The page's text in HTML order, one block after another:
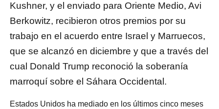
Kushner, y el enviado para Oriente Medio, Avi
Berkowitz, recibieron otros premios por su
trabajo en el acuerdo entre Israel y Marruecos,
que se alcanzó en diciembre y que a través del
cual Donald Trump reconoció la soberanía
marroquí sobre el Sáhara Occidental.
Estados Unidos ha mediado en los últimos cinco meses